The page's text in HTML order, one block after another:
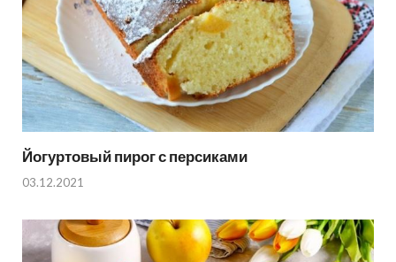
Йогуртовый пирог с персиками
03.12.2021